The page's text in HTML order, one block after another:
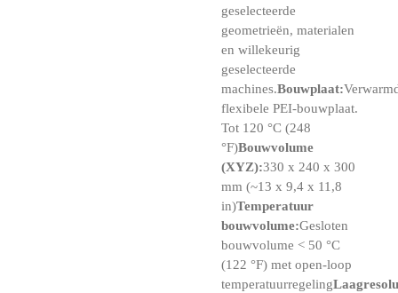
geselecteerde
geometrieën, materialen
en willekeurig
geselecteerde
machines.Bouwplaat:
flexibele PEI-bouwplaat.
Tot 120 °C (248
°F)Bouwvolume
(XYZ):330 x 240 x 300
mm (~13 x 9,4 x 11,8
in)Temperatuur
bouwvolume:Gesloten
bouwvolume < 50 °C
(122 °F) met open-loop
temperatuurregeling